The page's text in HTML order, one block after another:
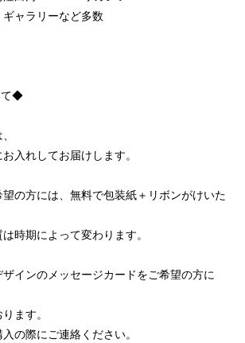
ャラリーなど多数
て◆
入れしてお届けします。
の方には、無料で包装紙＋リボンがけいた
時期によって変わります。
ザインのメッセージカードをご希望の方に
ます。
の際にご連絡ください。